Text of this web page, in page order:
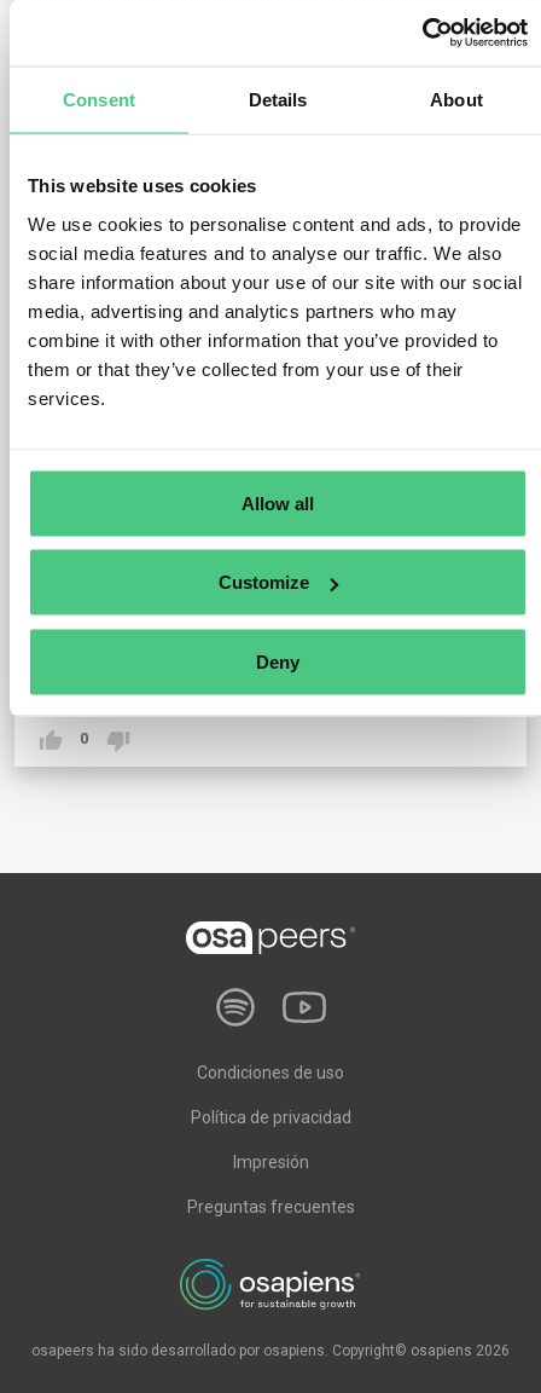
Consent Details About
This website uses cookies
We use cookies to personalise content and ads, to provide
social media features and to analyse our traffic. We also
share information about your use of our site with our social
media, advertising and analytics partners who may
combine it with other information that you’ve provided to
them or that they’ve collected from your use of their
services.
Allow all
Customize
Deny
category, the timber species and the HS code –
relevant”. Can anyone help?
Many thanks and sunny regards from Munich,
La pregunta está archivada en Traducir
1comentario
comentó8 de julio de 2026
Intelligence Hub, la materia prima de madera está
correctamente. Si se produce un error durante la carga, el
servicio de asistencia técnica deberá investigarlo.
Si no se indica ninguna categoría de producto del EUDR,
0
Condiciones de uso
Política de privacidad
Impresión
Preguntas frecuentes
osapeers ha sido desarrollado por osapiens. Copyright© osapiens 2026